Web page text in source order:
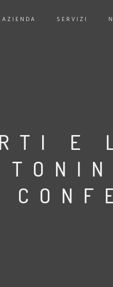
AZIENDA SERVIZI
E